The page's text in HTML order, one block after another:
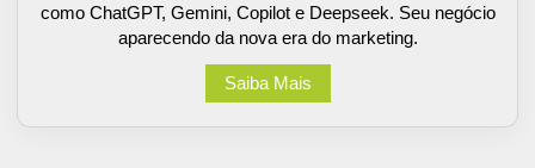
como ChatGPT, Gemini, Copilot e Deepseek. Seu negócio
aparecendo da nova era do marketing.
Saiba Mais